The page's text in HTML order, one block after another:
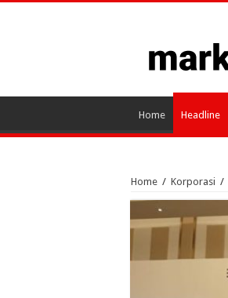
Home Headline
Home / Korporasi /